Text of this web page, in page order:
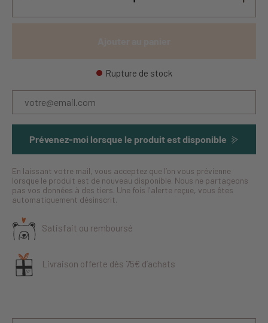
Rupture de stock
Prévenez-moi lorsque le produit est disponible
En laissant votre mail, vous acceptez que l’on vous prévienne
lorsque le produit est de nouveau disponible. Nous ne partageons
pas vos données à des tiers. Une fois l'alerte reçue, vous êtes
automatiquement désinscrit.
Satisfait ou remboursé
Livraison offerte dès 75€ d’achats